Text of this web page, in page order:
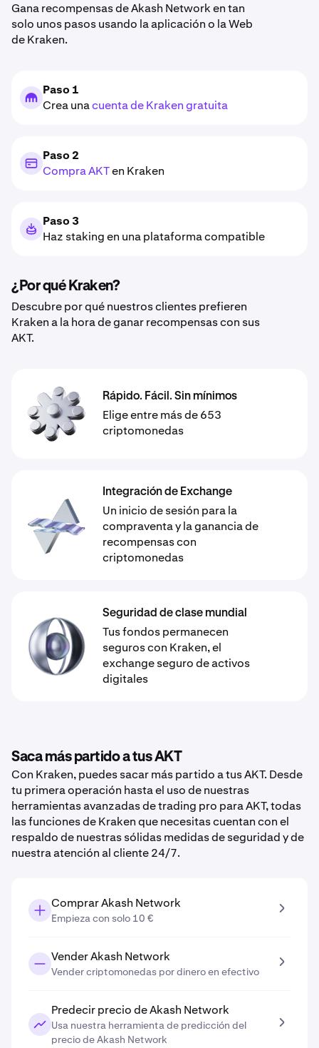
Gana recompensas de Akash Network en tan
solo unos pasos usando la aplicación o la Web
de Kraken.
Paso 1
Crea unacuenta de Kraken gratuita
Paso 2
Compra AKTen Kraken
Paso 3
Haz staking en una plataforma compatible
¿Por qué Kraken?
Descubre por qué nuestros clientes prefieren
Kraken a la hora de ganar recompensas con sus
AKT.
Rápido. Fácil. Sin mínimos
Elige entre más de 653
criptomonedas
Integración de Exchange
Un inicio de sesión para la
compraventa y la ganancia de
recompensas con
criptomonedas
Seguridad de clase mundial
Tus fondos permanecen
seguros con Kraken, el
exchange seguro de activos
digitales
Saca más partido a tus AKT
Con Kraken, puedes sacar más partido a tus AKT. Desde
tu primera operación hasta el uso de nuestras
herramientas avanzadas de trading pro para AKT, todas
las funciones de Kraken que necesitas cuentan con el
respaldo de nuestras sólidas medidas de seguridad y de
nuestra atención al cliente 24/7.
Comprar Akash Network
Empieza con solo 10 €
Vender Akash Network
Vender criptomonedas por dinero en efectivo
Predecir precio de Akash Network
Usa nuestra herramienta de predicción del
precio de Akash Network